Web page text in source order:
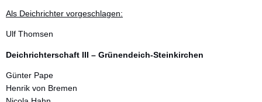
Als Deichrichter vorgeschlagen:
Ulf Thomsen
Deichrichterschaft III – Grünendeich-Steinkirchen
Günter Pape
Henrik von Bremen